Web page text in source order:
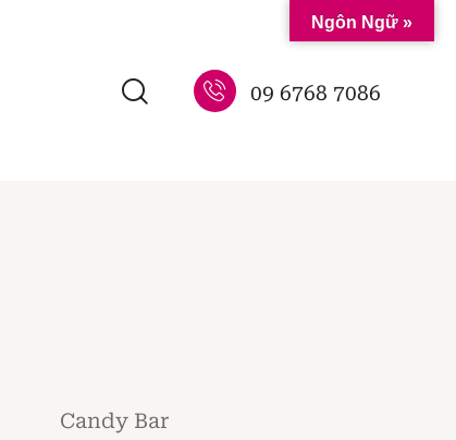
09 6768 7086
Candy Bar
Ngôn Ngữ »